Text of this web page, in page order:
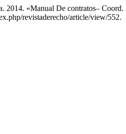
2014. «Manual De contratos–
revistaderecho/article/view/552.